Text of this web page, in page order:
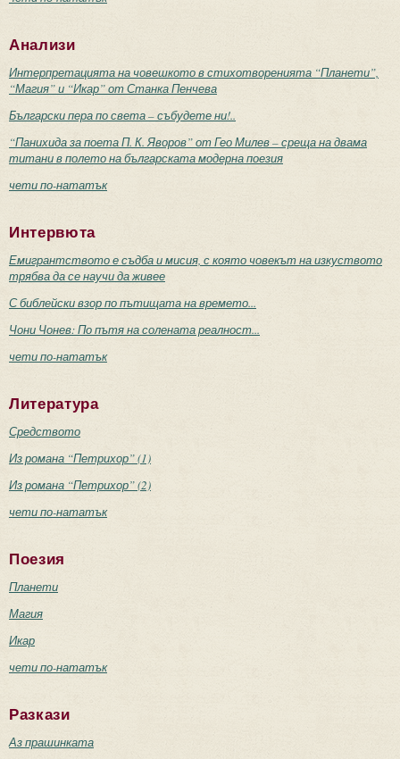
Анализи
Интерпретацията на човешкото в стихотворенията “Планети”,
“Магия” и “Икар” от Станка Пенчева
Български пера по света – събудете ни!..
“Панихида за поета П. К. Яворов” от Гео Милев – среща на двама
титани в полето на българската модерна поезия
чети по-нататък
Интервюта
Емигрантството е съдба и мисия, с която човекът на изкуството
трябва да се научи да живее
С библейски взор по пътищата на времето...
Чони Чонев: По пътя на солената реалност...
чети по-нататък
Литература
Средството
Из романа “Петрихор” (1)
Из романа “Петрихор” (2)
чети по-нататък
Поезия
Планети
Магия
Икар
чети по-нататък
Разкази
Аз прашинката